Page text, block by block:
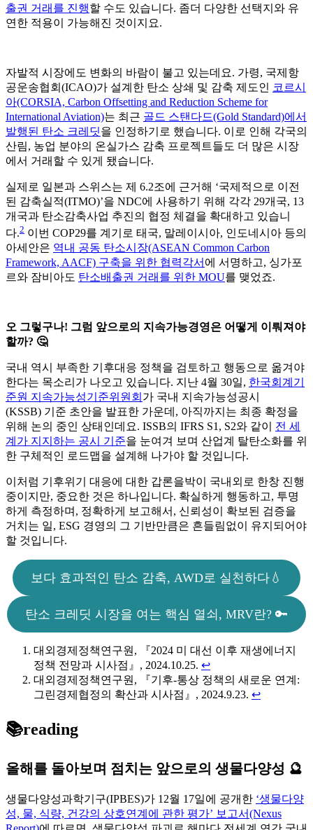
출권 거래를 진행할 수도 있습니다. 좀더 다양한 선택지와 유
연한 적용이 가능해진 것이지요.
자발적 시장에도 변화의 바람이 불고 있는데요. 가령, 국제항
공운송협회(ICAO)가 설계한 탄소 상쇄 및 감축 제도인 코르시
아(CORSIA, Carbon Offsetting and Reduction Scheme for
International Aviation)는 최근 골드 스탠다드(Gold Standard)에서
발행된 탄소 크레딧을 인정하기로 했습니다. 이로 인해 각국의
산림, 농업 분야의 온실가스 감축 프로젝트들도 더 많은 시장
에서 거래할 수 있게 됐습니다.
실제로 일본과 스위스는 제 6.2조에 근거해 ‘국제적으로 이전
된 감축실적(ITMO)’을 NDC에 사용하기 위해 각각 29개국, 13
개국과 탄소감축사업 추진의 협정 체결을 확대하고 있습니
다.2 이번 COP29를 계기로 태국, 말레이시아, 인도네시아 등의
아세안은 역내 공동 탄소시장(ASEAN Common Carbon
Framework, AACF) 구축을 위한 협력각서 에 서명하고, 싱가포
르와 잠비아도 탄소배출권 거래를 위한 MOU를 맺었죠.
오 그렇구나! 그럼 앞으로의 지속가능경영은 어떻게 이뤄져야
할까? 🤔
국내 역시 부족한 기후대응 정책을 검토하고 행동으로 옮겨야
한다는 목소리가 나오고 있습니다. 지난 4월 30일, 한국회계기
준원 지속가능성기준위원회 가 국내 지속가능성공시
(KSSB) 기준 초안을 발표한 가운데, 아직까지는 최종 확정을
위해 논의 중인 상태인데요. ISSB의 IFRS S1, S2와 같이 전 세
계가 지지하는 공시 기준을 눈여겨 보며 산업계 탈탄소화를 위
한 구체적인 로드맵을 설계해 나가야 할 것입니다.
이처럼 기후위기 대응에 대한 갑론을박이 국내외로 한창 진행
중이지만, 중요한 것은 하나입니다. 확실하게 행동하고, 투명
하게 측정하며, 정확하게 보고해서, 신뢰성이 확보된 검증을
거치는 일, ESG 경영의 그 기반만큼은 흔들림없이 유지되어야
할 것입니다.
보다 효과적인 탄소 감축, AWD로 실천하다💧
탄소 크레딧 시장을 여는 핵심 열쇠, MRV란? 🔑
대외경제정책연구원, 『2024 미 대선 이후 재생에너지
정책 전망과 시사점』, 2024.10.25. ↩︎
대외경제정책연구원, 『기후-통상 정책의 새로운 연계:
그린경제협정의 확산과 시사점』, 2024.9.23. ↩︎
📚reading
올해를 돌아보며 점치는 앞으로의 생물다양성 🔮
생물다양성과학기구(IPBES)가 12월 17일에 공개한 ‘생물다양
성, 물, 식량, 건강의 상호연계에 관한 평가’ 보고서(Nexus